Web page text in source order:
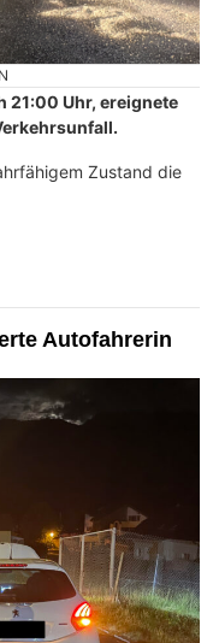
21:00 Uhr, ereignete
Zustand die
Autofahrerin